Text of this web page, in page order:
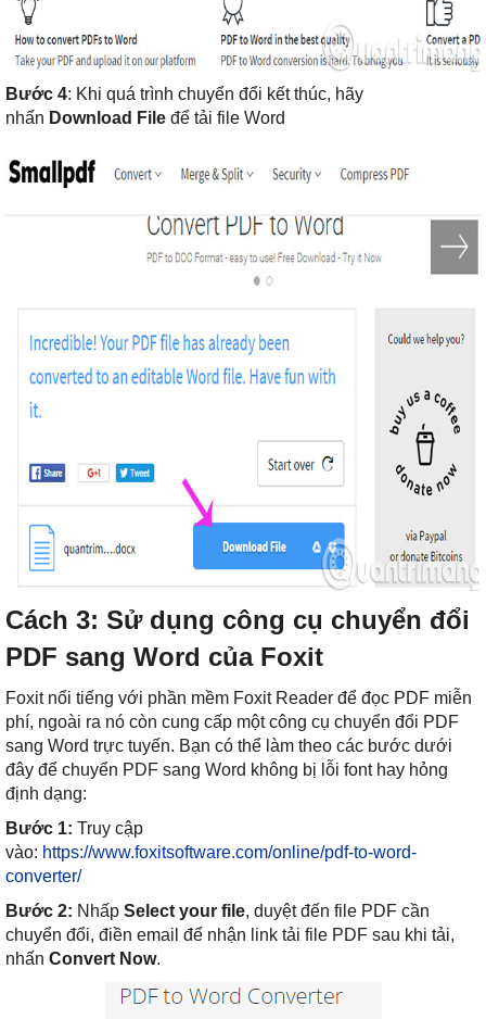
Bước 4: Khi quá trình chuyển đổi kết thúc, hãy
nhấn Download File để tải file Word
Cách 3: Sử dụng công cụ chuyển đổi
PDF sang Word của Foxit
Foxit nổi tiếng với phần mềm Foxit Reader để đọc PDF miễn
phí, ngoài ra nó còn cung cấp một công cụ chuyển đổi PDF
sang Word trực tuyến. Bạn có thể làm theo các bước dưới
đây để chuyển PDF sang Word không bị lỗi font hay hỏng
định dạng:
Bước 1: Truy cập
vào: https://www.foxitsoftware.com/online/pdf-to-word-
converter/
Bước 2: Nhấp Select your file, duyệt đến file PDF cần
chuyển đổi, điền email để nhận link tải file PDF sau khi tải,
nhấn Convert Now.